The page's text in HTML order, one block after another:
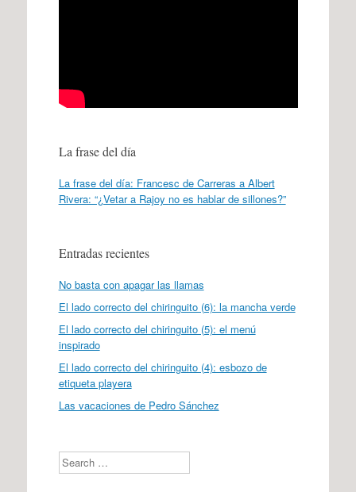
La frase del día
La frase del día: Francesc de Carreras a Albert
Rivera: “¿Vetar a Rajoy no es hablar de sillones?”
Entradas recientes
No basta con apagar las llamas
El lado correcto del chiringuito (6): la mancha verde
El lado correcto del chiringuito (5): el menú
inspirado
El lado correcto del chiringuito (4): esbozo de
etiqueta playera
Las vacaciones de Pedro Sánchez
Search